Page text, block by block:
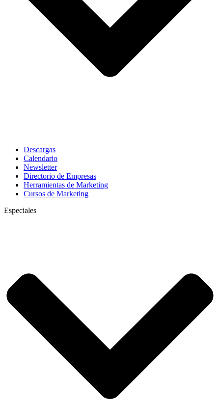
Descargas
Calendario
Newsletter
Directorio de Empresas
Herramientas de Marketing
Cursos de Marketing
Especiales